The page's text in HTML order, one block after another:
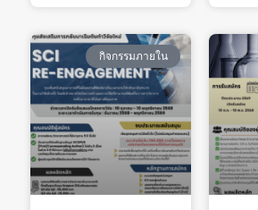
กิจกรรมภายใน